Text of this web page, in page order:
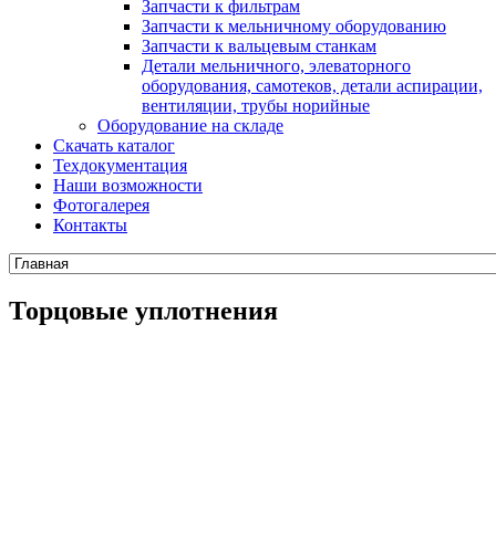
Запчасти к фильтрам
Запчасти к мельничному оборудованию
Запчасти к вальцевым станкам
Детали мельничного, элеваторного
оборудования, самотеков, детали аспирации,
вентиляции, трубы норийные
Оборудование на складе
Скачать каталог
Техдокументация
Наши возможности
Фотогалерея
Контакты
Торцовые уплотнения